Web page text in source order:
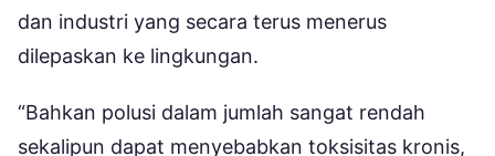
dan industri yang secara terus menerus
dilepaskan ke lingkungan.
“Bahkan polusi dalam jumlah sangat rendah
sekalipun dapat menyebabkan toksisitas kronis,